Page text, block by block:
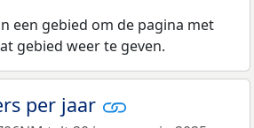
een gebied om de pagina met
gebied weer te geven.
per jaar